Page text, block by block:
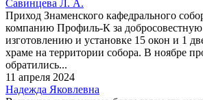
Савинцева Л. А.
Приход Знаменского кафедрального
компанию Профиль-К за добросовестную
изготовлению и установке 15 окон и 1
храме на территории собора. В ноябре
обратились...
11 апреля 2024
Надежда Яковлевна